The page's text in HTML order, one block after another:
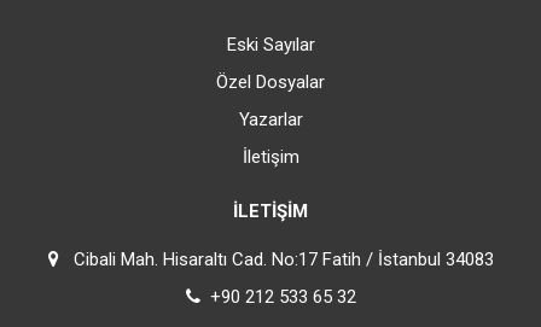
Eski Sayılar
Özel Dosyalar
Yazarlar
İletişim
İLETIŞIM
Cibali Mah. Hisaraltı Cad. No:17 Fatih / İstanbul 34083
+90 212 533 65 32